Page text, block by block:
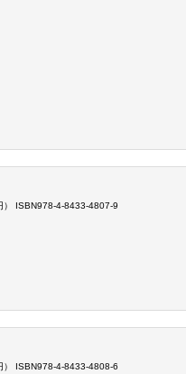
系
直系卑属
名直系卑属
御系
令草
令草
ISBN978-4-8433-4807-9
ISBN978-4-8433-4808-6